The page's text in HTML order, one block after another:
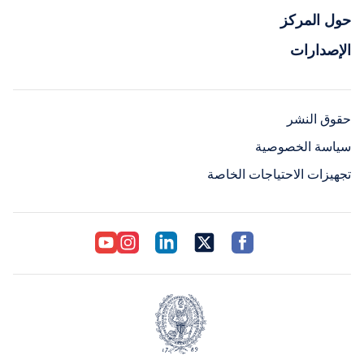
حول المركز
الإصدارات
حقوق النشر
سياسة الخصوصية
تجهيزات الاحتياجات الخاصة